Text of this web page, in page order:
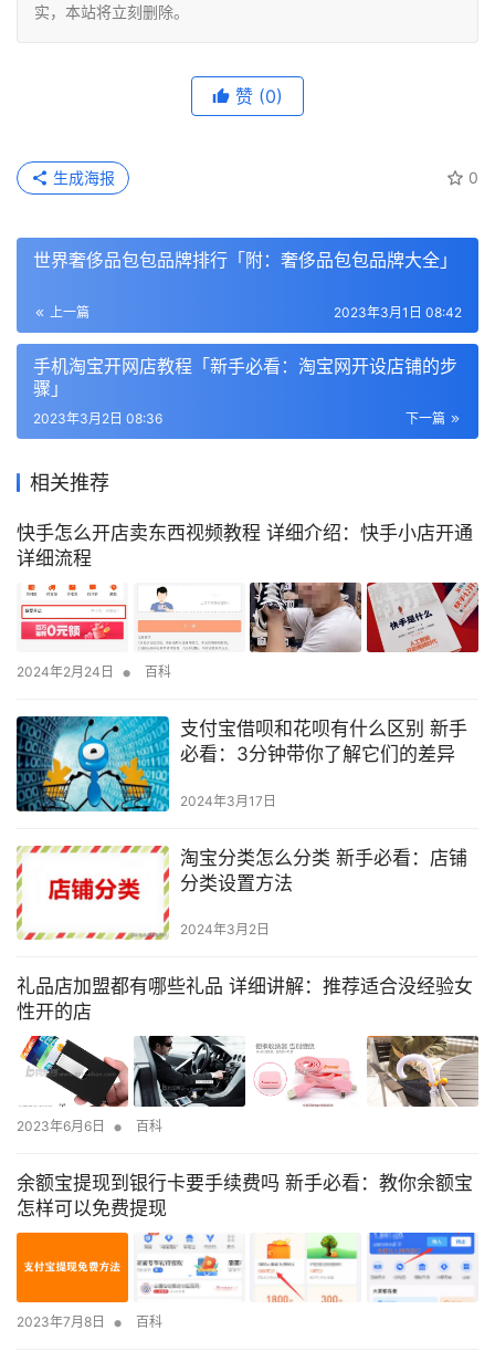
实，本站将立刻删除。
赞 (0)
0
生成海报
世界奢侈品包包品牌排行「附：奢侈品包包品牌大全」
上一篇 2023年3月1日 08:42
手机淘宝开网店教程「新手必看：淘宝网开设店铺的步
骤」
下一篇
2023年3月2日 08:36
相关推荐
快手怎么开店卖东西视频教程 详细介绍：快手小店开通
详细流程
2024年2月24日 • 百科
支付宝借呗和花呗有什么区别 新手
必看：3分钟带你了解它们的差异
2024年3月17日
淘宝分类怎么分类 新手必看：店铺
分类设置方法
2024年3月2日
礼品店加盟都有哪些礼品 详细讲解：推荐适合没经验女
性开的店
2023年6月6日 • 百科
余额宝提现到银行卡要手续费吗 新手必看：教你余额宝
怎样可以免费提现
2023年7月8日 • 百科